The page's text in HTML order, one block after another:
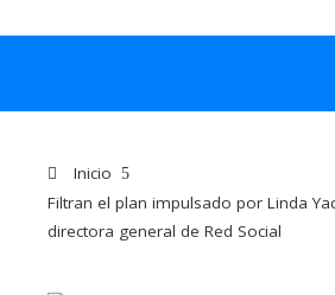
Inicio
Filtran el plan impulsado por Linda
directora general de Red Social